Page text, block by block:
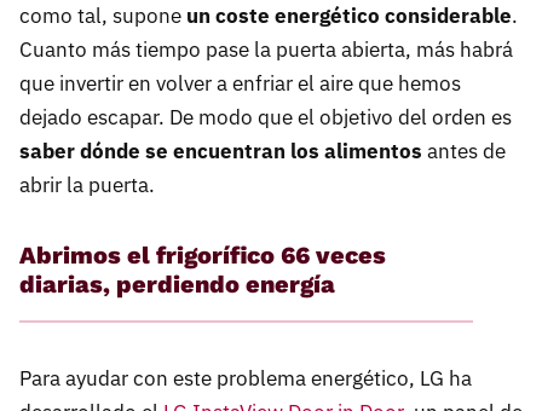
como tal, supone un coste energético considerable.
Cuanto más tiempo pase la puerta abierta, más habrá
que invertir en volver a enfriar el aire que hemos
dejado escapar. De modo que el objetivo del orden es
saber dónde se encuentran los alimentos antes de
abrir la puerta.
Abrimos el frigorífico 66 veces
diarias, perdiendo energía
Para ayudar con este problema energético, LG ha